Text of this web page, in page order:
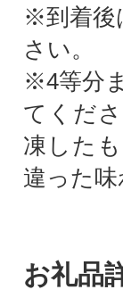
※到着後
さい。
※4等分
てくだ
凍した
違った味
お礼品